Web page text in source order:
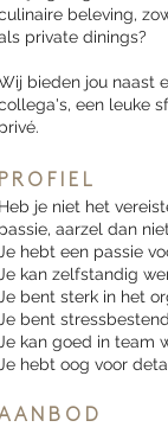
beleving,
private dinings?
bieden jou naast
een leuke
R O F I E L
je niet het
aarzel dan
hebt een passie
kan zelfstandig
bent sterk in het
bent
kan goed in team
hebt oog voor
A N B O D